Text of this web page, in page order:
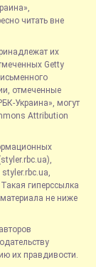
читать вне
их
Getty
отмеченные
Украина», могут
Attribution
гиперссылка
не ниже
их правдивости.